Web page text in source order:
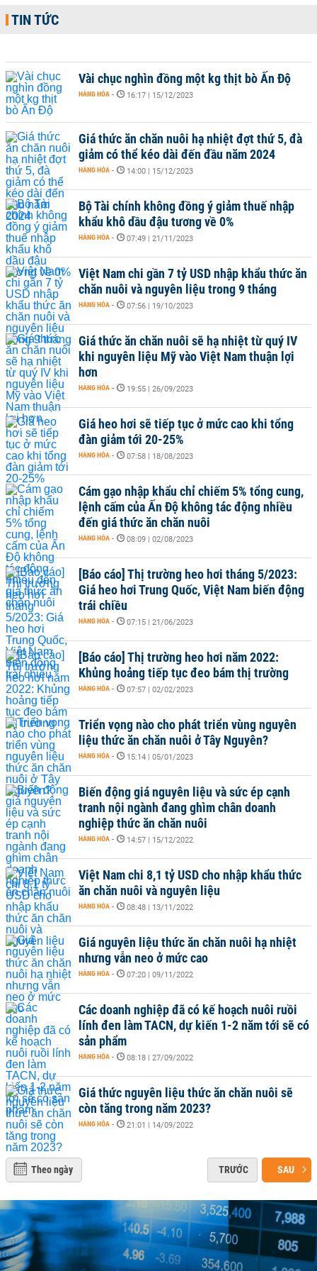
TIN TỨC
Vài chục nghìn đồng một kg thịt bò Ấn Độ
HÀNG HÓA - 16:17 | 15/12/2023
Giá thức ăn chăn nuôi hạ nhiệt đợt thứ 5, đà
giảm có thể kéo dài đến đầu năm 2024
HÀNG HÓA - 14:00 | 15/12/2023
Bộ Tài chính không đồng ý giảm thuế nhập
khẩu khô dầu đậu tương về 0%
HÀNG HÓA - 07:49 | 21/11/2023
Việt Nam chi gần 7 tỷ USD nhập khẩu thức ăn
chăn nuôi và nguyên liệu trong 9 tháng
HÀNG HÓA - 07:56 | 19/10/2023
Giá thức ăn chăn nuôi sẽ hạ nhiệt từ quý IV
khi nguyên liệu Mỹ vào Việt Nam thuận lợi
hơn
HÀNG HÓA - 19:55 | 26/09/2023
Giá heo hơi sẽ tiếp tục ở mức cao khi tổng
đàn giảm tới 20-25%
HÀNG HÓA - 07:58 | 18/08/2023
Cám gạo nhập khẩu chỉ chiếm 5% tổng cung,
lệnh cấm của Ấn Độ không tác động nhiều
đến giá thức ăn chăn nuôi
HÀNG HÓA - 08:09 | 02/08/2023
[Báo cáo] Thị trường heo hơi tháng 5/2023:
Giá heo hơi Trung Quốc, Việt Nam biến động
trái chiều
HÀNG HÓA - 07:15 | 21/06/2023
[Báo cáo] Thị trường heo hơi năm 2022:
Khủng hoảng tiếp tục đeo bám thị trường
HÀNG HÓA - 07:57 | 02/02/2023
Triển vọng nào cho phát triển vùng nguyên
liệu thức ăn chăn nuôi ở Tây Nguyên?
HÀNG HÓA - 15:14 | 05/01/2023
Biến động giá nguyên liệu và sức ép cạnh
tranh nội ngành đang ghìm chân doanh
nghiệp thức ăn chăn nuôi
HÀNG HÓA - 14:57 | 15/12/2022
Việt Nam chi 8,1 tỷ USD cho nhập khẩu thức
ăn chăn nuôi và nguyên liệu
HÀNG HÓA - 08:48 | 13/11/2022
Giá nguyên liệu thức ăn chăn nuôi hạ nhiệt
nhưng vẫn neo ở mức cao
HÀNG HÓA - 07:20 | 09/11/2022
Các doanh nghiệp đã có kế hoạch nuôi ruồi
lính đen làm TACN, dự kiến 1-2 năm tới sẽ có
sản phẩm
HÀNG HÓA - 08:18 | 27/09/2022
Giá thức nguyên liệu thức ăn chăn nuôi sẽ
còn tăng trong năm 2023?
HÀNG HÓA - 21:01 | 14/09/2022
Theo ngày TRƯỚC SAU